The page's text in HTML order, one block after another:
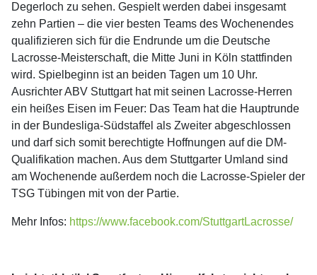
Degerloch zu sehen. Gespielt werden dabei insgesamt
zehn Partien – die vier besten Teams des Wochenendes
qualifizieren sich für die Endrunde um die Deutsche
Lacrosse-Meisterschaft, die Mitte Juni in Köln stattfinden
wird. Spielbeginn ist an beiden Tagen um 10 Uhr.
Ausrichter ABV Stuttgart hat mit seinen Lacrosse-Herren
ein heißes Eisen im Feuer: Das Team hat die Hauptrunde
in der Bundesliga-Südstaffel als Zweiter abgeschlossen
und darf sich somit berechtigte Hoffnungen auf die DM-
Qualifikation machen. Aus dem Stuttgarter Umland sind
am Wochenende außerdem noch die Lacrosse-Spieler der
TSG Tübingen mit von der Partie.
Mehr Infos: https://www.facebook.com/StuttgartLacrosse/